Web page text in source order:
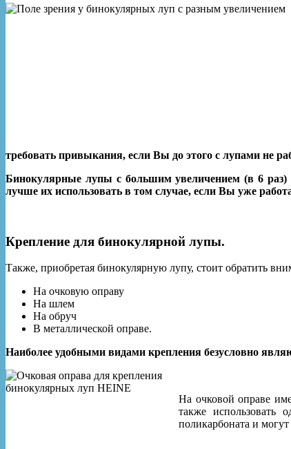
требовать привыкания, если Вы до этого с лупами не
Бинокулярные лупы с большим увеличением (в 6 раз)
лучше их использовать в том случае, если Вы уже
Крепление для бинокулярной лупы.
Также, приобретая бинокулярную лупу, стоит обратить
На очковую оправу
На шлем
На обруч
В металлической оправе.
Наиболее удобными видами крепления безусловно
На очковой оправе
также использовать
поликарбоната и